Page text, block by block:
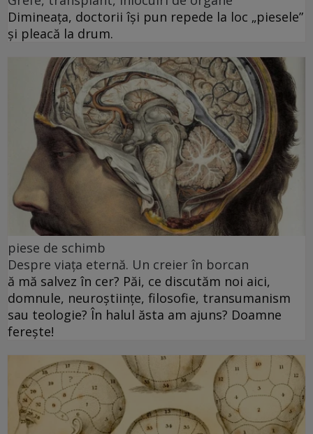
Dimineața, doctorii își pun repede la loc „piesele”
și pleacă la drum.
piese de schimb
Despre viața eternă. Un creier în borcan
ă mă salvez în cer? Păi, ce discutăm noi aici,
domnule, neuroștiințe, filosofie, transumanism
sau teologie? În halul ăsta am ajuns? Doamne
ferește!